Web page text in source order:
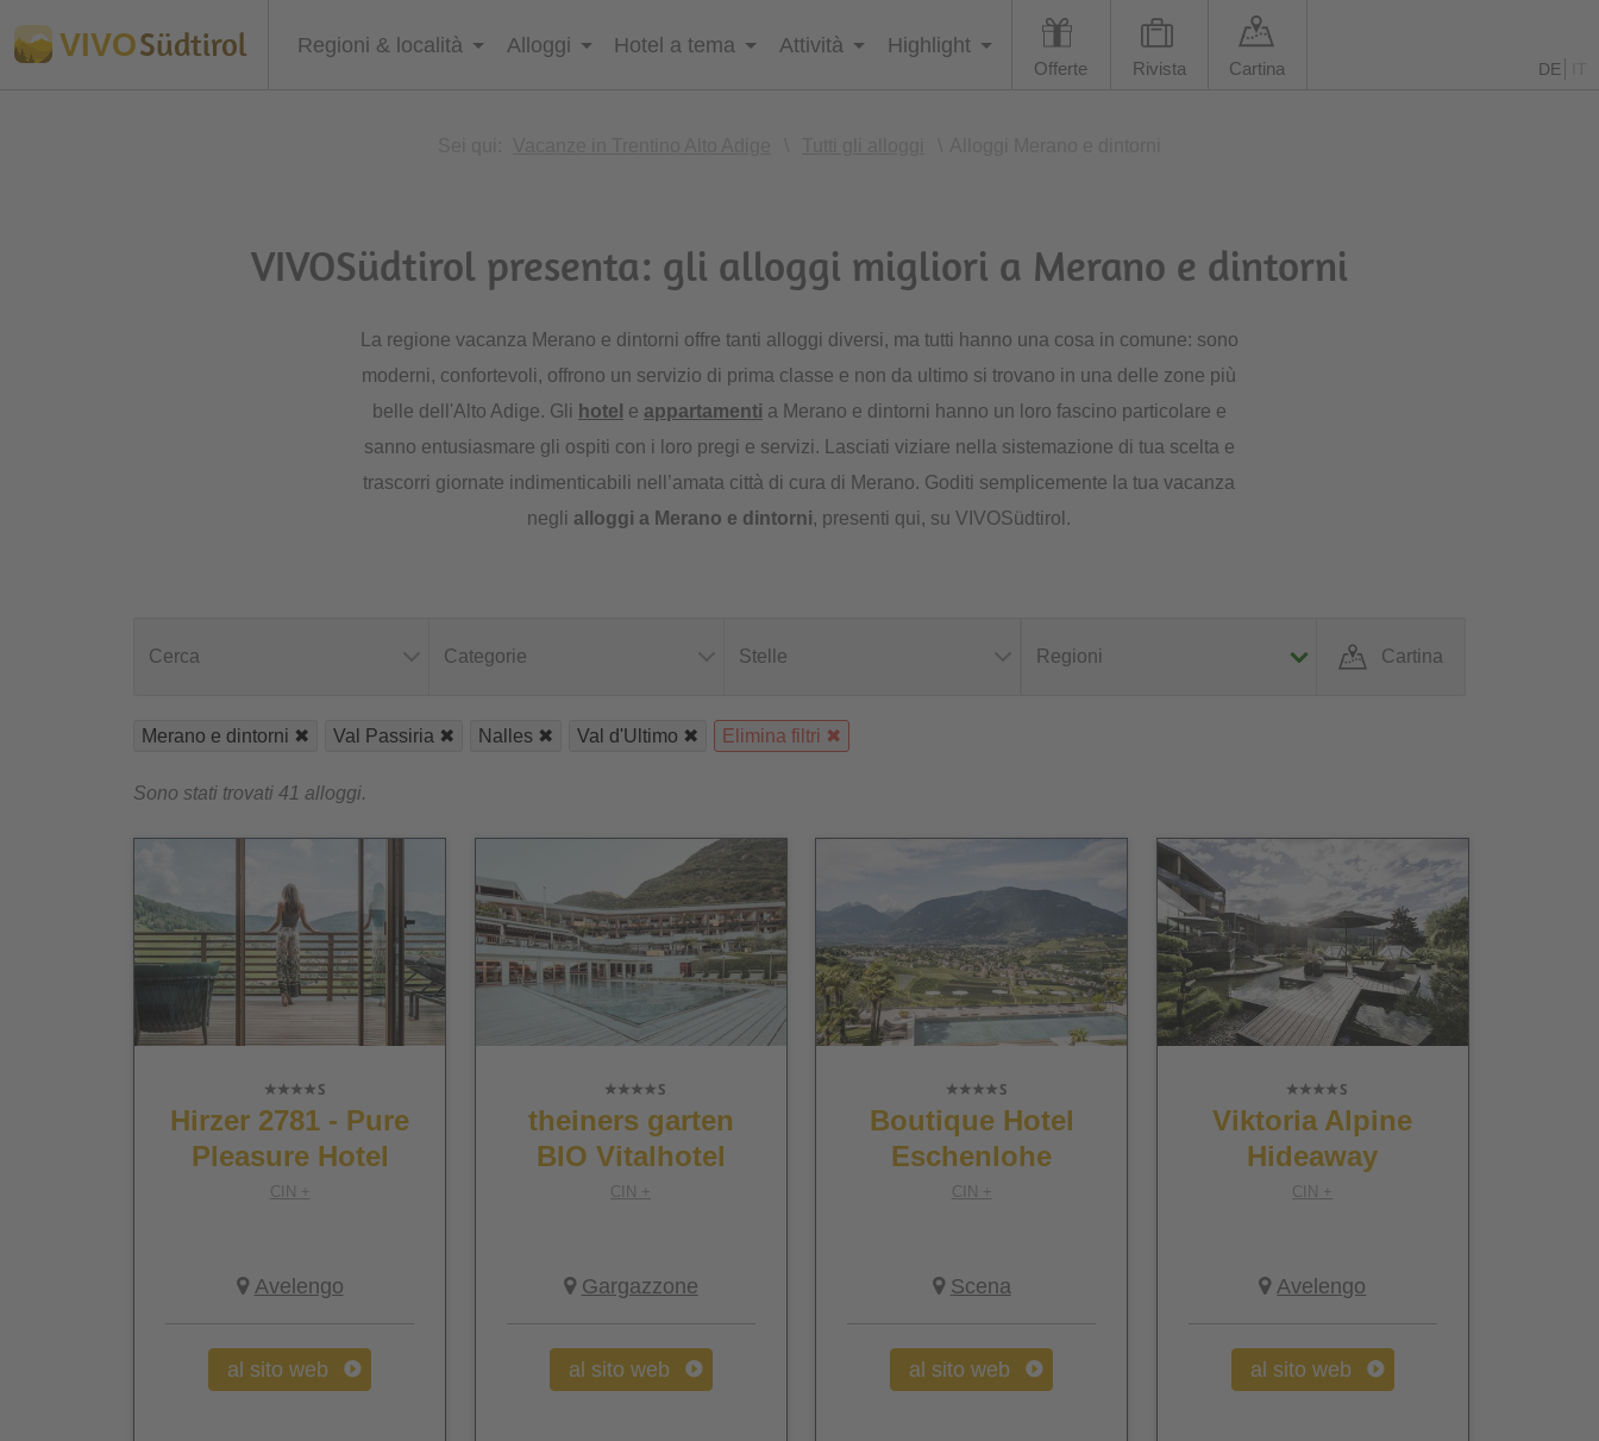
VIVOSüdtirol Regioni & località Alloggi Hotel a tema Attività Highlight
Offerte Rivista Cartina DE
VIVOSüdtirol presenta: gli alloggi migliori a Merano e dintorni
La regione vacanza Merano e dintorni offre tanti alloggi diversi, ma tutti hanno una cosa in comune: sono
moderni, confortevoli, offrono un servizio di prima classe e non da ultimo si trovano in una delle zone più
belle dell'Alto Adige. Gli hotel e appartamenti a Merano e dintorni hanno un loro fascino particolare e
sanno entusiasmare gli ospiti con i loro pregi e servizi. Lasciati viziare nella sistemazione di tua scelta e
trascorri giornate indimenticabili nell’amata città di cura di Merano. Goditi semplicemente la tua vacanza
negli alloggi a Merano e dintorni, presenti qui, su VIVOSüdtirol.
Cerca Categorie Stelle Regioni Cartina
Merano e dintorni Val Passiria Nalles Val d'Ultimo Elimina filtri
Sono stati trovati 41 alloggi.
Hirzer 2781 - Pure
Pleasure Hotel
CIN +
Avelengo
al sito web
theiners garten
BIO Vitalhotel
CIN +
Gargazzone
al sito web
Boutique Hotel
Eschenlohe
CIN +
Scena
al sito web
Viktoria Alpine
Hideaway
CIN +
Avelengo
al sito web